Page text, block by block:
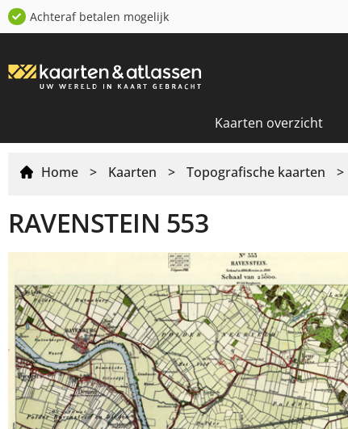
Achteraf betalen mogelijk
Kaarten overzicht
Home > Kaarten > Topografische kaarten >
RAVENSTEIN 553